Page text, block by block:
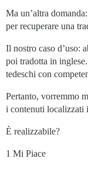
Ma un’altra
per recuperare una
Il nostro caso d’uso:
poi tradotta in
tedeschi con
Pertanto, vorremmo
i contenuti localizzati
È realizzabile?
1 Mi Piace